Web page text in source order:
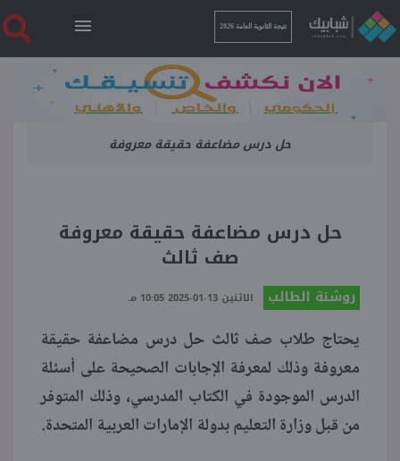
نتيجة الثانوية العامة 2026
الرئيسية
نتيجة الثانوية العامة 2026
فنجان قهوة
ملفات
منوعات
حل درس مضاعفة حقيقة معروفة
حل درس مضاعفة حقيقة معروفة
صف ثالث
روشتة الطالب الاثنين 13-01-2025 10:05 مـ
يحتاج طلاب صف ثالث حل درس مضاعفة حقيقة
معروفة وذلك لمعرفة الإجابات الصحيحة على أسئلة
الدرس الموجودة في الكتاب المدرسي، وذلك المتوفر
من قبل وزارة التعليم بدولة الإمارات العربية المتحدة.